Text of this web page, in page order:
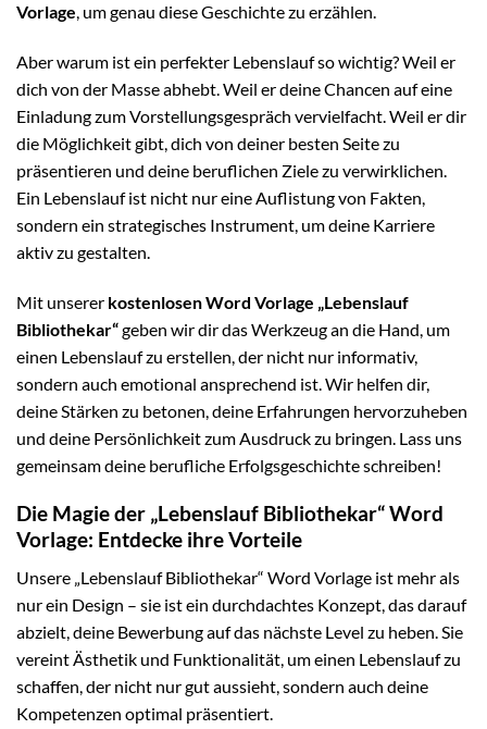
Vorlage, um genau diese Geschichte zu erzählen.
Aber warum ist ein perfekter Lebenslauf so wichtig? Weil er
dich von der Masse abhebt. Weil er deine Chancen auf eine
Einladung zum Vorstellungsgespräch vervielfacht. Weil er dir
die Möglichkeit gibt, dich von deiner besten Seite zu
präsentieren und deine beruflichen Ziele zu verwirklichen.
Ein Lebenslauf ist nicht nur eine Auflistung von Fakten,
sondern ein strategisches Instrument, um deine Karriere
aktiv zu gestalten.
Mit unserer kostenlosen Word Vorlage „Lebenslauf
Bibliothekar“geben wir dir das Werkzeug an die Hand, um
einen Lebenslauf zu erstellen, der nicht nur informativ,
sondern auch emotional ansprechend ist. Wir helfen dir,
deine Stärken zu betonen, deine Erfahrungen hervorzuheben
und deine Persönlichkeit zum Ausdruck zu bringen. Lass uns
gemeinsam deine berufliche Erfolgsgeschichte schreiben!
Die Magie der „Lebenslauf Bibliothekar“ Word
Vorlage: Entdecke ihre Vorteile
Unsere „Lebenslauf Bibliothekar“ Word Vorlage ist mehr als
nur ein Design – sie ist ein durchdachtes Konzept, das darauf
abzielt, deine Bewerbung auf das nächste Level zu heben. Sie
vereint Ästhetik und Funktionalität, um einen Lebenslauf zu
schaffen, der nicht nur gut aussieht, sondern auch deine
Kompetenzen optimal präsentiert.